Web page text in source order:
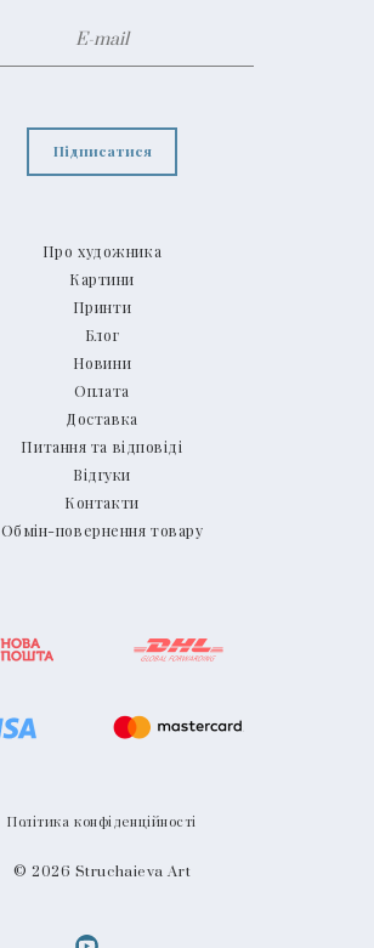
Про художника
Картини
Принти
Блог
Новини
Оплата
Доставка
Питання та відповіді
Відгуки
Контакти
Обмін-повернення товару
Підписатися
Політика конфіденційності
© 2026 Struchaieva Art